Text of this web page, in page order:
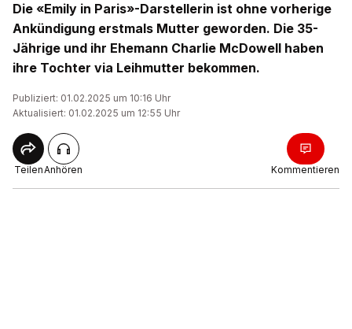
Die «Emily in Paris»-Darstellerin ist ohne vorherige
Ankündigung erstmals Mutter geworden. Die 35-
Jährige und ihr Ehemann Charlie McDowell haben
ihre Tochter via Leihmutter bekommen.
Publiziert: 01.02.2025 um 10:16 Uhr
Aktualisiert: 01.02.2025 um 12:55 Uhr
TeilenAnhören Kommentieren